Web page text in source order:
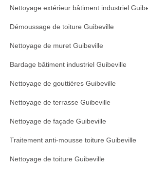
Nettoyage extérieur bâtiment industriel
Démoussage de toiture Guibeville
Nettoyage de muret Guibeville
Bardage bâtiment industriel Guibeville
Nettoyage de gouttières Guibeville
Nettoyage de terrasse Guibeville
Nettoyage de façade Guibeville
Traitement anti-mousse toiture Guibeville
Nettoyage de toiture Guibeville